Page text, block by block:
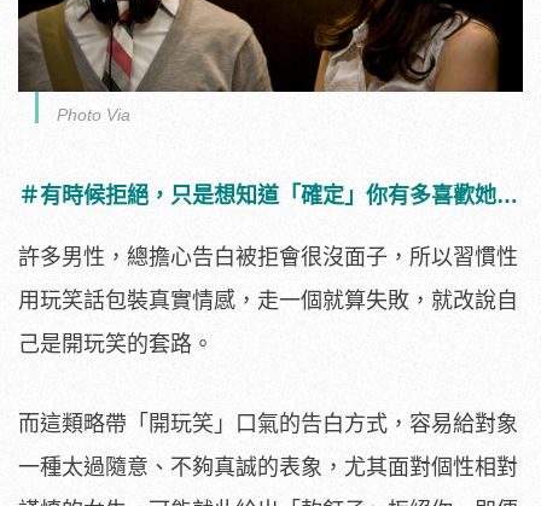
Photo Via
＃有時候拒絕，只是想知道「確定」你有多喜歡她…
許多男性，總擔心告白被拒會很沒面子，所以習慣性
用玩笑話包裝真實情感，走一個就算失敗，就改說自
己是開玩笑的套路。
而這類略帶「開玩笑」口氣的告白方式，容易給對象
一種太過隨意、不夠真誠的表象，尤其面對個性相對